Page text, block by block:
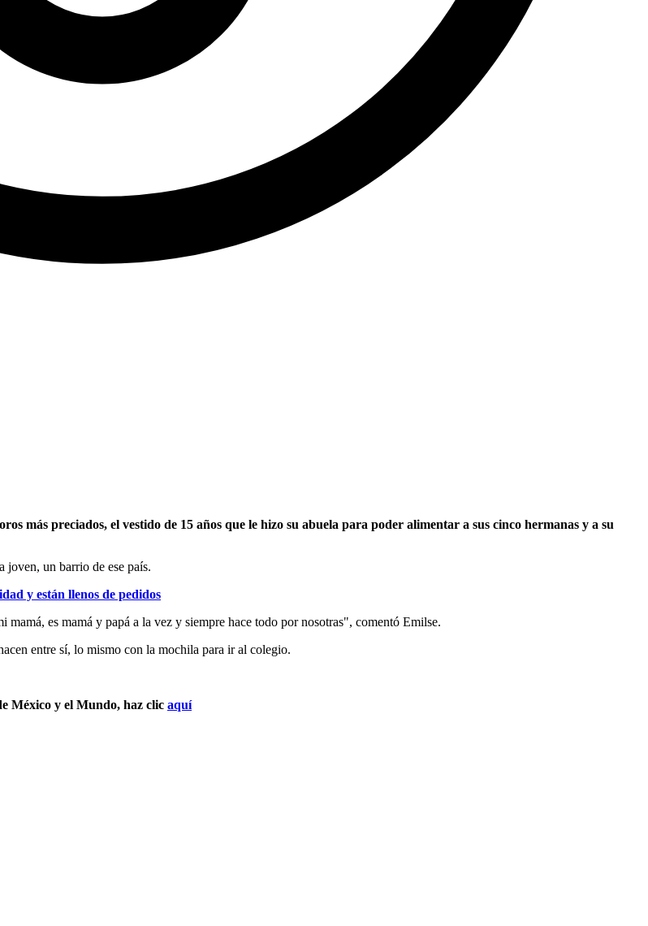
más preciados, el vestido de 15 años que le hizo su abuela para poder alimentar a sus cinco hermanas y a su
joven, un barrio de ese país.
y están llenos de pedidos
es mamá y papá a la vez y siempre hace todo por nosotras", comentó Emilse.
entre sí, lo mismo con la mochila para ir al colegio.
México y el Mundo, haz clic aquí